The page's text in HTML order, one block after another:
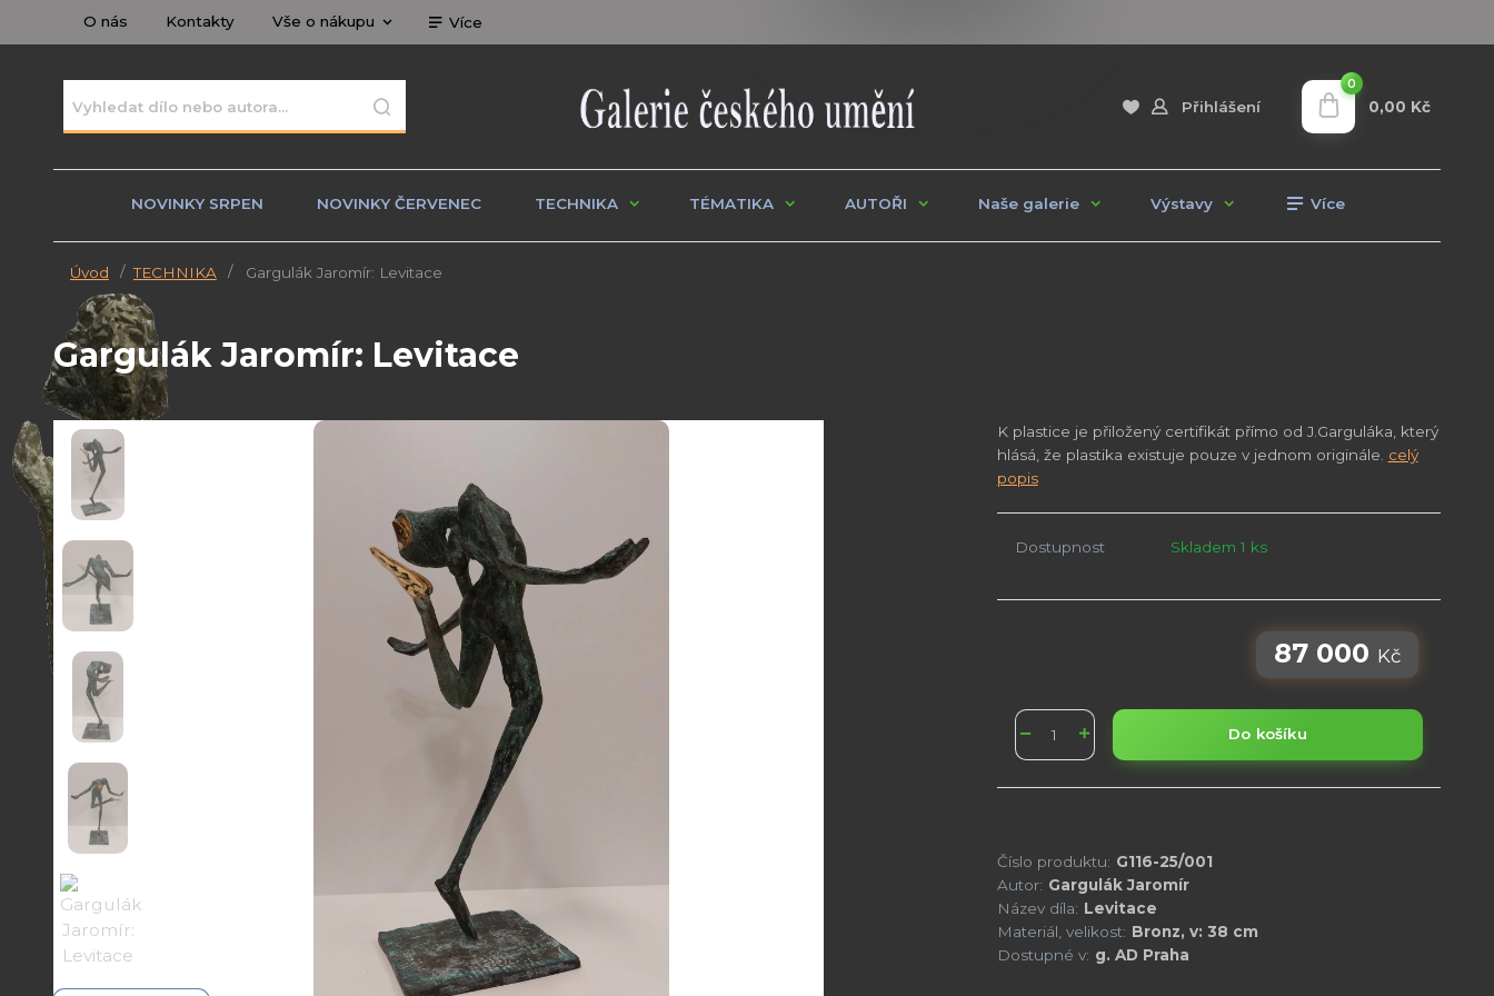
O nás Kontakty Vše o nákupu Více
Přihlášení
0
0,00 Kč
NOVINKY SRPEN NOVINKY ČERVENEC TECHNIKA TÉMATIKA AUTOŘI Naše galerie Výstavy Více
Úvod TECHNIKA Gargulák Jaromír: Levitace
Gargulák Jaromír: Levitace
K plastice je přiložený certifikát přímo od J.Garguláka, který
hlásá, že plastika existuje pouze v jednom originále. celý
popis
Dostupnost Skladem 1 ks
87 000 Kč
Do košíku
Číslo produktu: G116-25/001
Autor: Gargulák Jaromír
Název díla: Levitace
Materiál, velikost: Bronz, v: 38 cm
Dostupné v: g. AD Praha